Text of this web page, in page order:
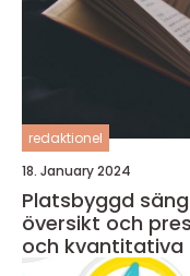
redaktionel
18. January 2024
Platsbyggd
översikt och
och kvantitativa